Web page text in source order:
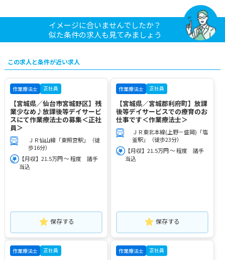
イメージに合いませんでしたか？
似た条件の求人も見てみましょう
この求人と条件が近い求人
作業療法士 正社員
【宮城県／仙台市宮城野区】残
業少なめ♪放課後等デイサービ
スにて作業療法士の募集＜正社
員＞
ＪＲ仙山線「東照宮駅」（徒
歩16分）
【月収】21.5万円 ～ 程度 諸手
当込
保存する
作業療法士 正社員
【宮城県／宮城郡利府町】放課
後等デイサービスでの療育のお
仕事です＜作業療法士＞
ＪＲ東北本線(上野－盛岡)「塩
釜駅」（徒歩23分）
【月収】21.5万円 ～ 程度 諸手
当込
保存する
作業療法士 正社員 作業療法士 正社員